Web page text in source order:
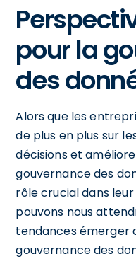
pour la
des
Alors que les
de plus en plus sur
décisions et
gouvernance des
rôle crucial dans leur
pouvons nous
tendances émerger
gouvernance des